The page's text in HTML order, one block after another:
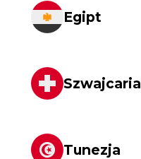
Egipt
Szwajcaria
Tunezja